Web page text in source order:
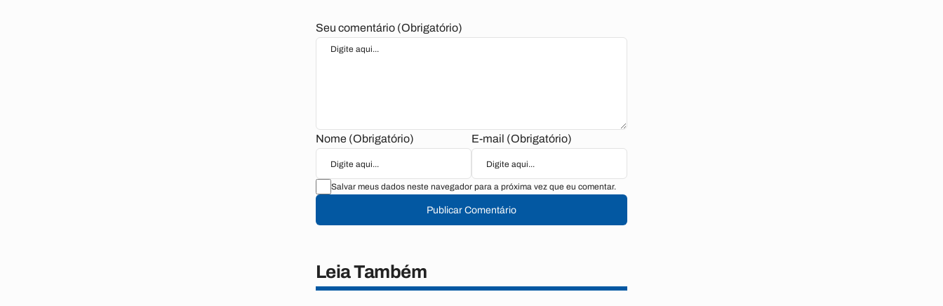
Seu comentário (Obrigatório)
Nome (Obrigatório) E-mail (Obrigatório)
Salvar meus dados neste navegador para a próxima vez que eu comentar.
Publicar Comentário
Leia Também